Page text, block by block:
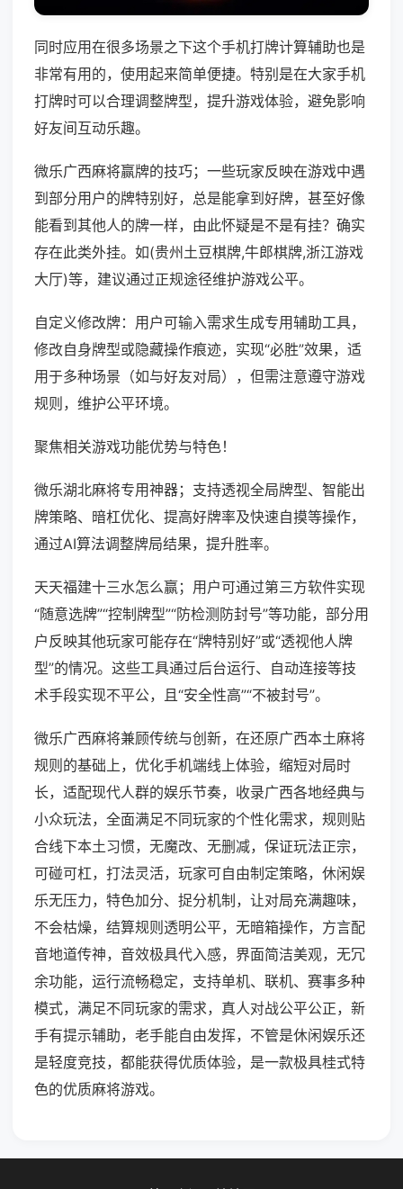
同时应用在很多场景之下这个手机打牌计算辅助也是
非常有用的，使用起来简单便捷。特别是在大家手机
打牌时可以合理调整牌型，提升游戏体验，避免影响
好友间互动乐趣。
微乐广西麻将赢牌的技巧；一些玩家反映在游戏中遇
到部分用户的牌特别好，总是能拿到好牌，甚至好像
能看到其他人的牌一样，由此怀疑是不是有挂？确实
存在此类外挂。如(贵州土豆棋牌,牛郎棋牌,浙江游戏
大厅)等，建议通过正规途径维护游戏公平。
自定义修改牌：用户可输入需求生成专用辅助工具，
修改自身牌型或隐藏操作痕迹，实现“必胜”效果，适
用于多种场景（如与好友对局），但需注意遵守游戏
规则，维护公平环境。
聚焦相关游戏功能优势与特色！
微乐湖北麻将专用神器；支持透视全局牌型、智能出
牌策略、暗杠优化、提高好牌率及快速自摸等操作，
通过AI算法调整牌局结果，提升胜率。
天天福建十三水怎么赢；用户可通过第三方软件实现
“随意选牌”“控制牌型”“防检测防封号”等功能，部分用
户反映其他玩家可能存在“牌特别好”或“透视他人牌
型”的情况。这些工具通过后台运行、自动连接等技
术手段实现不平公，且“安全性高”“不被封号”。
微乐广西麻将兼顾传统与创新，在还原广西本土麻将
规则的基础上，优化手机端线上体验，缩短对局时
长，适配现代人群的娱乐节奏，收录广西各地经典与
小众玩法，全面满足不同玩家的个性化需求，规则贴
合线下本土习惯，无魔改、无删减，保证玩法正宗，
可碰可杠，打法灵活，玩家可自由制定策略，休闲娱
乐无压力，特色加分、捉分机制，让对局充满趣味，
不会枯燥，结算规则透明公平，无暗箱操作，方言配
音地道传神，音效极具代入感，界面简洁美观，无冗
余功能，运行流畅稳定，支持单机、联机、赛事多种
模式，满足不同玩家的需求，真人对战公平公正，新
手有提示辅助，老手能自由发挥，不管是休闲娱乐还
是轻度竞技，都能获得优质体验，是一款极具桂式特
色的优质麻将游戏。